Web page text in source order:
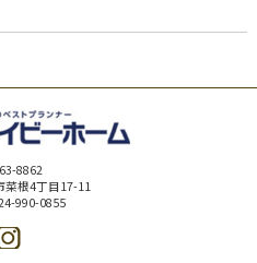
8862
菜根4丁目17-11
990-0855